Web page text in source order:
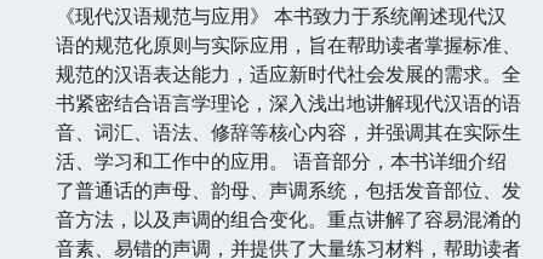
《现代汉语规范与应用》 本书致力于系统阐述现代汉
语的规范化原则与实际应用，旨在帮助读者掌握标准、
规范的汉语表达能力，适应新时代社会发展的需求。全
书紧密结合语言学理论，深入浅出地讲解现代汉语的语
音、词汇、语法、修辞等核心内容，并强调其在实际生
活、学习和工作中的应用。 语音部分，本书详细介绍
了普通话的声母、韵母、声调系统，包括发音部位、发
音方法，以及声调的组合变化。重点讲解了容易混淆的
音素、易错的声调，并提供了大量练习材料，帮助读者